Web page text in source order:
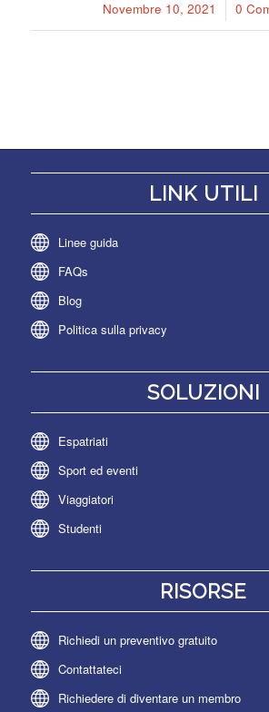
Novembre 10, 2021
/ 0
LINK UTILI
Linee guida
FAQs
Blog
Politica sulla privacy
SOLUZIONI
Espatriati
Sport ed eventi
Viaggiatori
Studenti
RISORSE
Richiedi un preventivo gratuito
Contattateci
Richiedere di diventare un membro